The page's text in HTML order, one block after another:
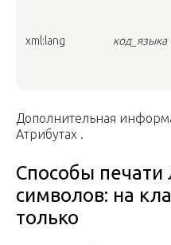
xml:lang код_языка
Дополнительная
Атрибутах .
Способы печати
символов: на
только